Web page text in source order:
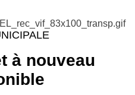
à nouveau